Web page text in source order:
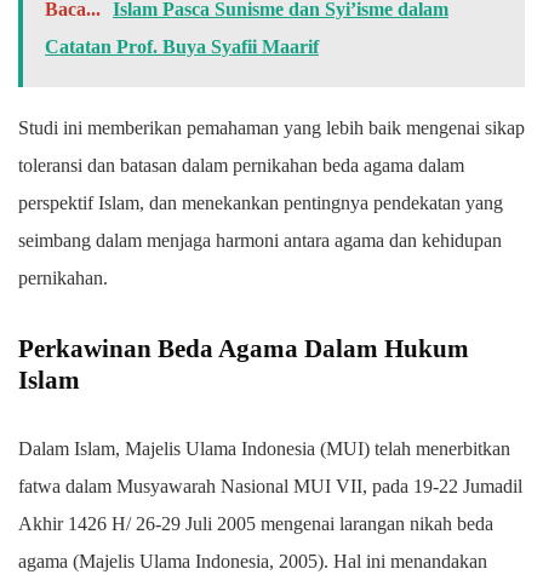
Baca... Islam Pasca Sunisme dan Syi’isme dalam
Catatan Prof. Buya Syafii Maarif
Studi ini memberikan pemahaman yang lebih baik mengenai sikap
toleransi dan batasan dalam pernikahan beda agama dalam
perspektif Islam, dan menekankan pentingnya pendekatan yang
seimbang dalam menjaga harmoni antara agama dan kehidupan
pernikahan.
Perkawinan Beda Agama Dalam Hukum
Islam
Dalam Islam, Majelis Ulama Indonesia (MUI) telah menerbitkan
fatwa dalam Musyawarah Nasional MUI VII, pada 19-22 Jumadil
Akhir 1426 H/ 26-29 Juli 2005 mengenai larangan nikah beda
agama (Majelis Ulama Indonesia, 2005). Hal ini menandakan